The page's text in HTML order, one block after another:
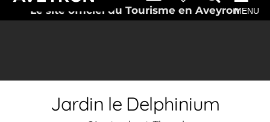
Le site officiel du Tourisme en AveyronMENU
Jardin le Delphinium